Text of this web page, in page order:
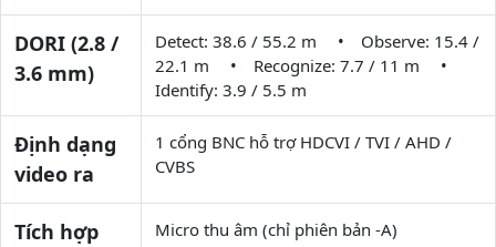
DORI (2.8 /
3.6 mm)
Detect: 38.6 / 55.2 m • Observe: 15.4 /
22.1 m • Recognize: 7.7 / 11 m •
Identify: 3.9 / 5.5 m
Định dạng
video ra
1 cổng BNC hỗ trợ HDCVI / TVI / AHD /
CVBS
Tích hợp
Micro thu âm (chỉ phiên bản -A)